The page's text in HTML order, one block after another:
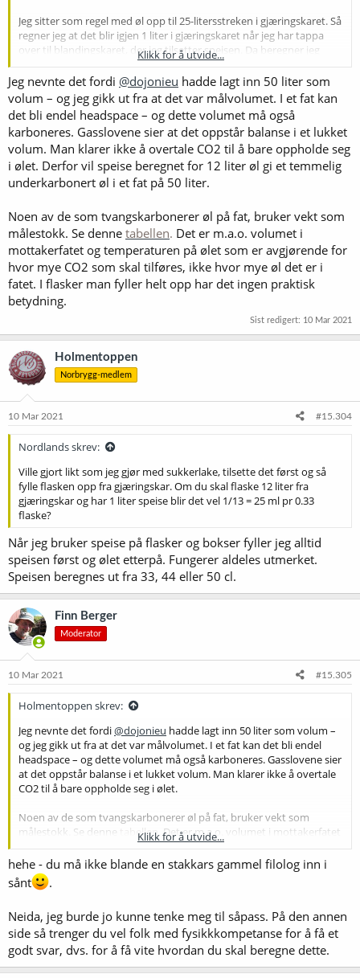
Jeg sitter som regel med øl opp til 25-litersstreken i gjæringskaret. Så
regner jeg at det blir igjen 1 liter i gjæringskaret når jeg har tappa
over til blandingskaret, der jeg tilsetter speisen. Da beregner jeg
speisemengden ut fra 24 liter. (Med flat bottom'en blir det egentlig
mindre tap, siden jeg får med så å si alt ølet. Det som er igjen er da
bare 1 dl øl + 2-3 dl slurry. Jeg får visst begynne å justere meg etter
det. Gammel vane er vond å vende
.)
Klikk for å utvide...
Jeg nevnte det fordi @dojonieu hadde lagt inn 50 liter som
volum – og jeg gikk ut fra at det var målvolumet. I et fat kan
det bli endel headspace – og dette volumet må også
karboneres. Gasslovene sier at det oppstår balanse i et lukket
volum. Man klarer ikke å overtale CO2 til å bare oppholde seg
i ølet. Derfor vil speise beregnet for 12 liter øl gi et temmelig
underkarbonert øl i et fat på 50 liter.
Noen av de som tvangskarbonerer øl på fat, bruker vekt som
målestokk. Se denne tabellen. Det er m.a.o. volumet i
mottakerfatet og temperaturen på ølet som er avgjørende for
hvor mye CO2 som skal tilføres, ikke hvor mye øl det er i
fatet. I flasker man fyller helt opp har det ingen praktisk
betydning.
Sist redigert: 10 Mar 2021
Holmentoppen
Norbrygg-medlem
10 Mar 2021 #15.304
Nordlands skrev:
Ville gjort likt som jeg gjør med sukkerlake, tilsette det først og så
fylle flasken opp fra gjæringskar. Om du skal flaske 12 liter fra
gjæringskar og har 1 liter speise blir det vel 1/13 = 25 ml pr 0.33
flaske?
Når jeg bruker speise på flasker og bokser fyller jeg alltid
speisen først og ølet etterpå. Fungerer aldeles utmerket.
Speisen beregnes ut fra 33, 44 eller 50 cl.
Finn Berger
Moderator
10 Mar 2021 #15.305
Holmentoppen skrev:
Jeg nevnte det fordi@dojonieu hadde lagt inn 50 liter som volum –
og jeg gikk ut fra at det var målvolumet. I et fat kan det bli endel
headspace – og dette volumet må også karboneres. Gasslovene sier
at det oppstår balanse i et lukket volum. Man klarer ikke å overtale
CO2 til å bare oppholde seg i ølet.
Noen av de som tvangskarbonerer øl på fat, bruker vekt som
målestokk. Se denne
tabellen.Det er m.a.o. volumet i mottakerfatet
som er avgjørende for hvor mye CO2 som skal tilføres, ikke hvor
mye øl det er i fatet. I flasker man fyller helt opp har det ingen
praktisk betydning.
Klikk for å utvide...
hehe - du må ikke blande en stakkars gammel filolog inn i
sånt
.
Neida, jeg burde jo kunne tenke meg til såpass. På den annen
side så trenger du vel folk med fysikkkompetanse for å få et
godt svar, dvs. for å få vite hvordan du skal beregne dette.